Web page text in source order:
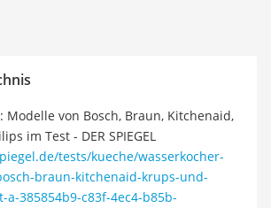
Modelle von Bosch, Braun, Kitchenaid,
im Test - DER SPIEGEL
tests/kueche/wasserkocher-
braun-kitchenaid-krups-und-
385854b9-c83f-4ec4-b85b-